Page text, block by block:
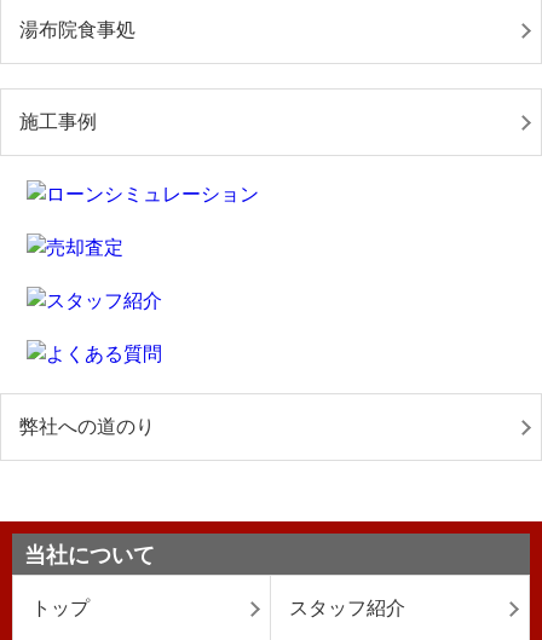
湯布院食事処
施工事例
弊社への道のり
当社について
トップ スタッフ紹介